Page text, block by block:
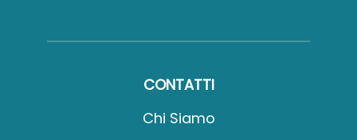
CONTATTI
Chi Siamo